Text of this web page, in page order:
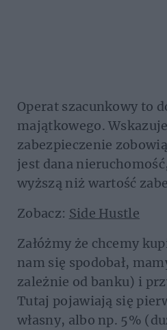
Operat szacunkowy to
majątkowego.
zabezpieczenie
jest dana
wyższą niż wartość
Zobacz: Side Hustle
Załóżmy że chcemy
nam się spodobał,
zależnie od banku) i
Tutaj pojawiają się
własny, albo np. 5%